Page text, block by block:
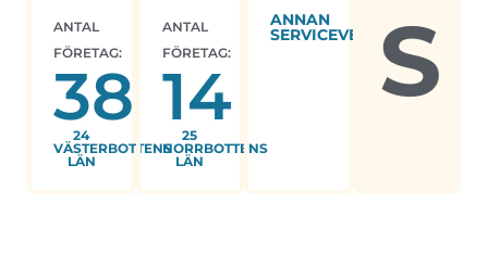
ANTAL
FÖRETAG:
38
24
VÄSTERBOTTENS
LÄN
ANTAL
FÖRETAG:
14
25
NORRBOTTENS
LÄN
ANNAN
SERVICEVERKSAMHET
S